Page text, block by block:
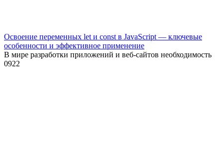
Освоение переменных let и const в JavaScript — ключевые
особенности и эффективное применение
В мире разработки приложений и веб-сайтов необходимость
0922